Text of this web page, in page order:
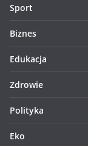
Sport
Biznes
Edukacja
Zdrowie
Polityka
Eko